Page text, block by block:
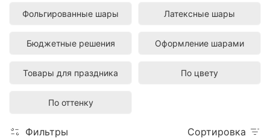
Фольгированные шары Латексные шары
Бюджетные решения Оформление шарами
Товары для праздника По цвету
По оттенку
Фильтры Сортировка